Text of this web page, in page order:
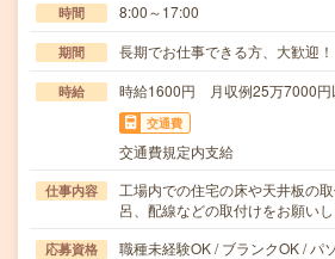
時間 8:00～17:00
期間 長期でお仕事できる方、大歓迎！
時給 時給1600円 月収例25万7000円
交通費
交通費規定内支給
仕事内容
工場内での住宅の床や天井板の
呂、配線などの取付けをお願い
応募資格
職種未経験OK / ブランクOK / パ